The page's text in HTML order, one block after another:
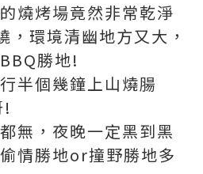
燒烤場竟然非常乾淨
環境清幽地方又大，
勝地!
半個幾鐘上山燒腸
!
無，夜晚一定黑到黑
情勝地or撞野勝地多